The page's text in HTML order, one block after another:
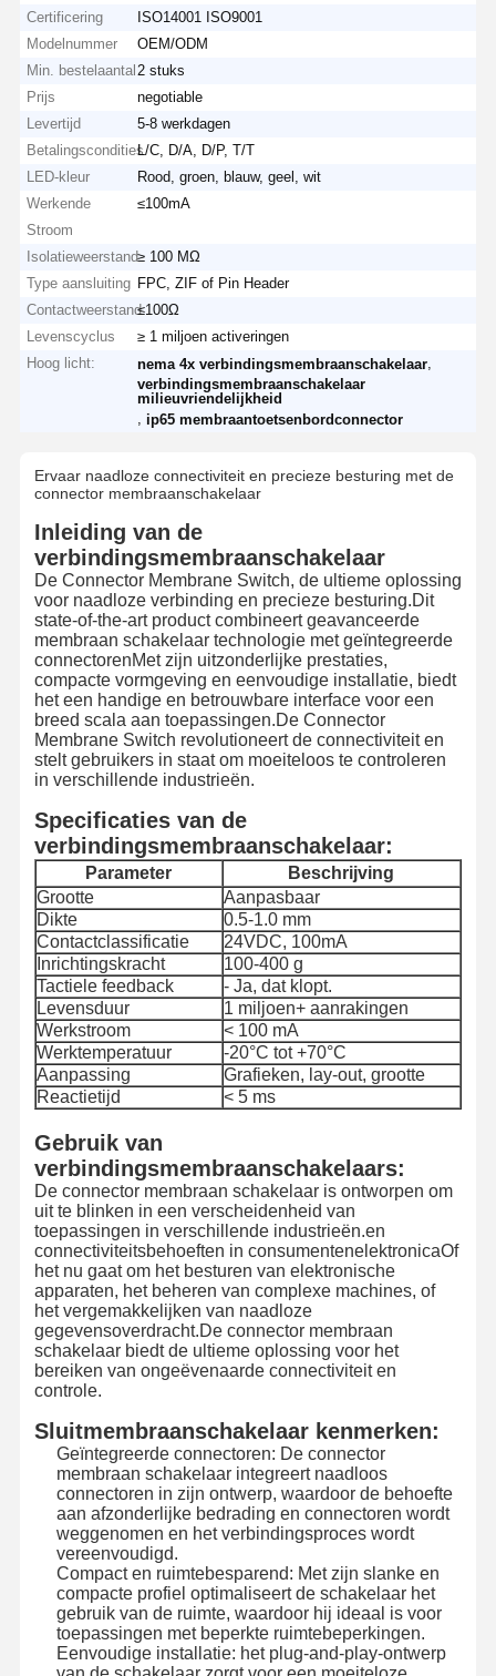
Thuis Producten Video's Over Ons
Certificering
ISO14001 ISO9001
Modelnummer
OEM/ODM
Min. bestelaantal 2 stuks
Prijs
negotiable
Levertijd
5-8 werkdagen
BetalingsconditiesL/C, D/A, D/P, T/T
LED-kleur
Rood, groen, blauw, geel, wit
Werkende
Stroom
≤100mA
Isolatieweerstand≥ 100 MΩ
Type aansluiting FPC, ZIF of Pin Header
Contactweerstand≤100Ω
Levenscyclus
≥ 1 miljoen activeringen
Hoog licht:
nema 4x verbindingsmembraanschakelaar
verbindingsmembraanschakelaar
milieuvriendelijkheid
ip65 membraantoetsenbordconnector
Ervaar naadloze connectiviteit en precieze besturing met de
connector membraanschakelaar
Inleiding van de
verbindingsmembraanschakelaar
De Connector Membrane Switch, de ultieme oplossing
voor naadloze verbinding en precieze besturing.Dit
state-of-the-art product combineert geavanceerde
membraan schakelaar technologie met geïntegreerde
connectorenMet zijn uitzonderlijke prestaties,
compacte vormgeving en eenvoudige installatie, biedt
het een handige en betrouwbare interface voor een
breed scala aan toepassingen.De Connector
Membrane Switch revolutioneert de connectiviteit en
stelt gebruikers in staat om moeiteloos te controleren
in verschillende industrieën.
Specificaties van de
verbindingsmembraanschakelaar:
Parameter
Beschrijving
Grootte
Aanpasbaar
Dikte
0.5-1.0 mm
Contactclassificatie
24VDC, 100mA
Inrichtingskracht
100-400 g
Tactiele feedback
- Ja, dat klopt.
Levensduur
1 miljoen+ aanrakingen
Werkstroom
< 100 mA
Werktemperatuur
-20°C tot +70°C
Aanpassing
Grafieken, lay-out, grootte
Reactietijd
< 5 ms
Gebruik van
verbindingsmembraanschakelaars:
De connector membraan schakelaar is ontworpen om
uit te blinken in een verscheidenheid van
toepassingen in verschillende industrieën.en
connectiviteitsbehoeften in consumentenelektronicaOf
het nu gaat om het besturen van elektronische
apparaten, het beheren van complexe machines, of
het vergemakkelijken van naadloze
gegevensoverdracht.De connector membraan
schakelaar biedt de ultieme oplossing voor het
bereiken van ongeëvenaarde connectiviteit en
controle.
Sluitmembraanschakelaar kenmerken:
Geïntegreerde connectoren: De connector
membraan schakelaar integreert naadloos
connectoren in zijn ontwerp, waardoor de behoefte
aan afzonderlijke bedrading en connectoren wordt
weggenomen en het verbindingsproces wordt
vereenvoudigd.
Compact en ruimtebesparend: Met zijn slanke en
compacte profiel optimaliseert de schakelaar het
gebruik van de ruimte, waardoor hij ideaal is voor
toepassingen met beperkte ruimtebeperkingen.
Eenvoudige installatie: het plug-and-play-ontwerp